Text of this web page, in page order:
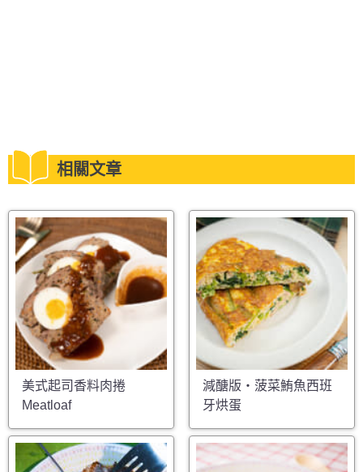
相關文章
美式起司香料肉捲
Meatloaf
減醣版・菠菜鮪魚西班
牙烘蛋